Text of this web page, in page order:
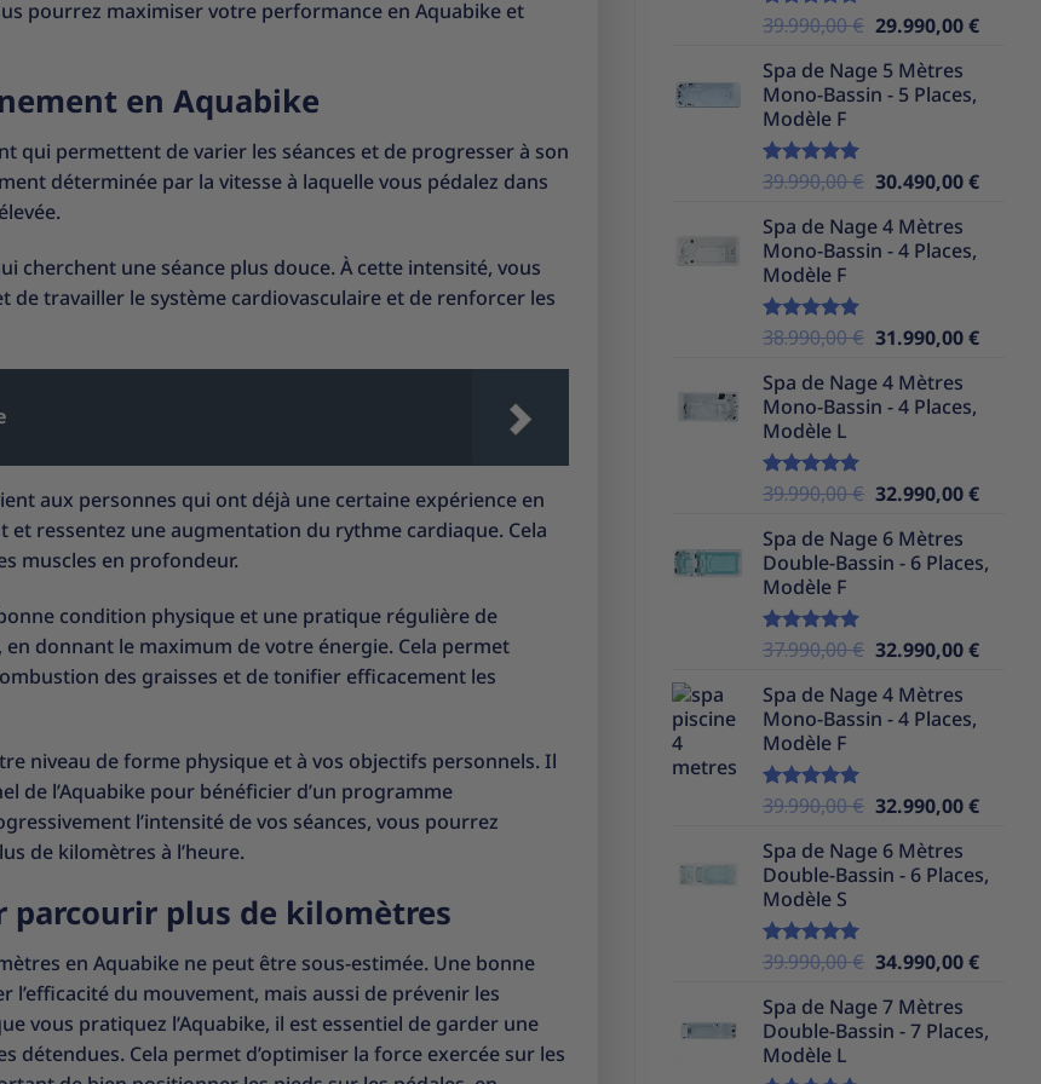
pourrez maximiser votre performance en Aquabike et
en Aquabike
qui permettent de varier les séances et de progresser à son
déterminée par la vitesse à laquelle vous pédalez dans
cherchent une séance plus douce. À cette intensité, vous
de travailler le système cardiovasculaire et de renforcer les
aux personnes qui ont déjà une certaine expérience en
ressentez une augmentation du rythme cardiaque. Cela
muscles en profondeur.
condition physique et une pratique régulière de
en donnant le maximum de votre énergie. Cela permet
des graisses et de tonifier efficacement les
niveau de forme physique et à vos objectifs personnels. Il
de l’Aquabike pour bénéficier d’un programme
l’intensité de vos séances, vous pourrez
de kilomètres à l’heure.
parcourir plus de kilomètres
en Aquabike ne peut être sous-estimée. Une bonne
du mouvement, mais aussi de prévenir les
vous pratiquez l’Aquabike, il est essentiel de garder une
Cela permet d’optimiser la force exercée sur les
Note5.00
39.990,00€ Le
initial
était :
29.990,00€Le
Spa de Nage 5 Mètres
Mono-Bassin - 5 Places,
Modèle F
Note5.00
39.990,00€ Le
initial
était :
30.490,00€Le
Spa de Nage 4 Mètres
Mono-Bassin - 4 Places,
Modèle F
Note5.00
38.990,00€ Le
initial
était :
31.990,00€Le
Spa de Nage 4 Mètres
Mono-Bassin - 4 Places,
Modèle L
Note5.00
39.990,00€ Le
initial
était :
32.990,00€Le
est :
Spa de Nage 6 Mètres
Double-Bassin - 6 Places,
Modèle F
Note5.00
37.990,00€ Le
initial
était :
32.990,00€Le
Spa de Nage 4 Mètres
Mono-Bassin - 4 Places,
Modèle F
Note5.00
39.990,00€ Le
initial
était :
32.990,00€Le
est :
Spa de Nage 6 Mètres
Double-Bassin - 6 Places,
Modèle S
Note5.00
39.990,00€ Le
initial
était :
34.990,00€Le
est :
Spa de Nage 7 Mètres
Double-Bassin - 7 Places,
Modèle L